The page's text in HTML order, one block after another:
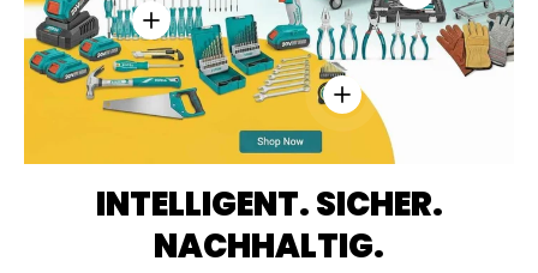
Einzelheiten anzeigen -
Einzelheiten anzeigen -
INTELLIGENT. SICHER.
NACHHALTIG.